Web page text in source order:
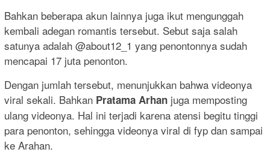
Bahkan beberapa akun lainnya juga ikut mengunggah
kembali adegan romantis tersebut. Sebut saja salah
satunya adalah @about12_1 yang penontonnya sudah
mencapai 17 juta penonton.
Dengan jumlah tersebut, menunjukkan bahwa videonya
viral sekali. Bahkan Pratama Arhan juga memposting
ulang videonya. Hal ini terjadi karena atensi begitu tinggi
para penonton, sehingga videonya viral di fyp dan sampai
ke Arahan.